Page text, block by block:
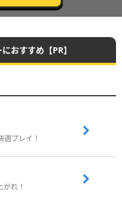
おすすめ【PR】
適プレイ！
れ！